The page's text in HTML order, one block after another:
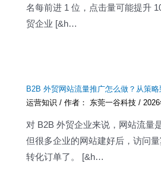
名每前进 1 位，点击量可能提升
贸企业 [&h…
B2B 外贸网站流量推广怎么做？从策
运营知识 / 作者： 东莞一谷科技/
对 B2B 外贸企业来说，网站流量
但很多企业的网站建好后，访问
转化订单了。 [&h…